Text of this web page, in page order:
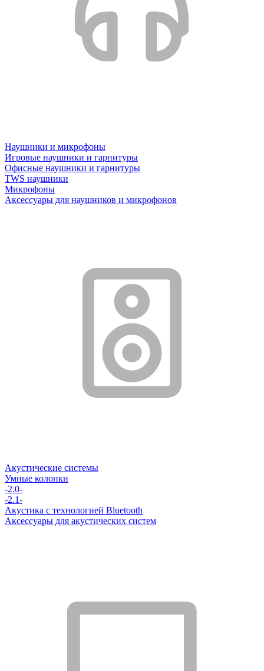
Наушники и микрофоны
Игровые наушники и гарнитуры
Офисные наушники и гарнитуры
TWS наушники
Микрофоны
Аксессуары для наушников и микрофонов
Акустические системы
Умные колонки
-2.0-
-2.1-
Акустика с технологией Bluetooth
Аксессуары для акустических систем